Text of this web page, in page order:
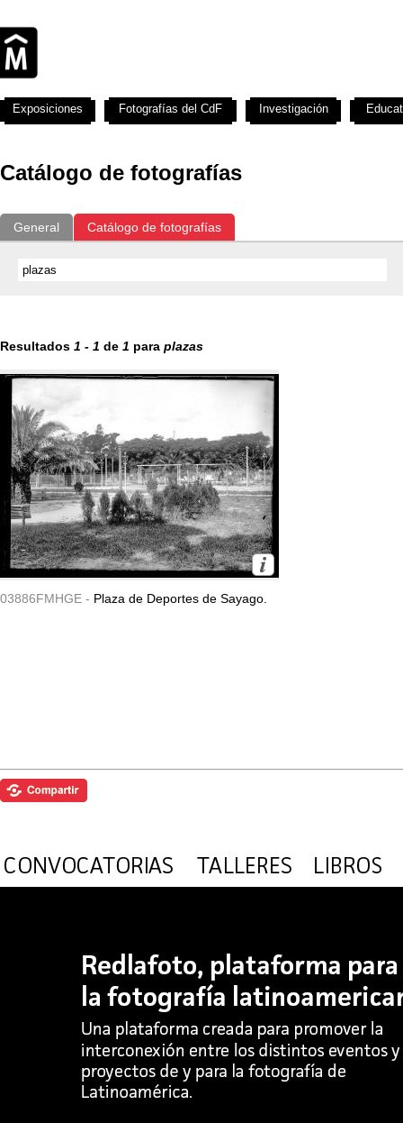
Catálogo de fotografías
General Catálogo de fotografías
Resultados 1 - 1 de 1 para plazas
03886FMHGE - Plaza de Deportes de Sayago.
Exposiciones Fotografías del CdF Investigación